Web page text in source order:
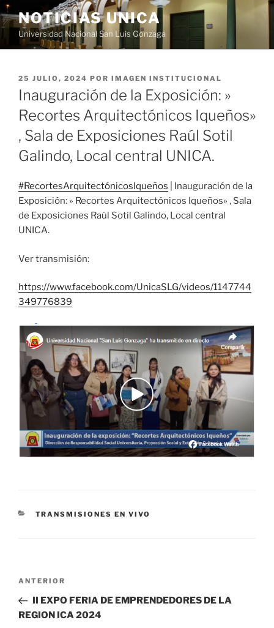
Saltar
al
contenido
NOTICIAS UNICA
Universidad Nacional San Luis Gonzaga
PUBLICADO
EL
25 JULIO, 2024 POR IMAGEN INSTITUCIONAL
Inauguración de la Exposición: »
Recortes Arquitectónicos Iqueños»
, Sala de Exposiciones Raúl Sotil
Galindo, Local central UNICA.
#RecortesArquitectónicosIqueños | Inauguración de la
Exposición: » Recortes Arquitectónicos Iqueños» , Sala
de Exposiciones Raúl Sotil Galindo, Local central
UNICA.
Ver transmisión:
https://www.facebook.com/UnicaSLG/videos/1147744
349776839
CATEGORÍAS
TRANSMISIONES EN VIVO
Navegación
entradas
Entrada
anterior:
ANTERIOR
II EXPO FERIA DE EMPRENDEDORES DE LA
REGION ICA 2024